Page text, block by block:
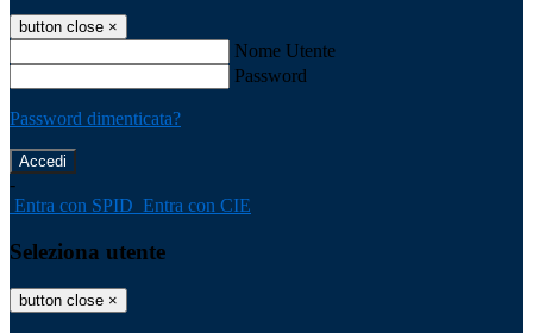
button close ×
Nome Utente
Password
Password dimenticata?
-
Entra con SPID Entra con CIE
Seleziona utente
button close ×